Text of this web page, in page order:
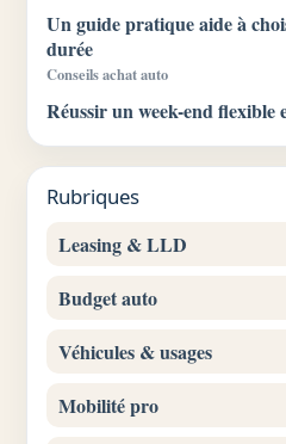
Un guide pratique aide à
durée
Conseils achat auto
Réussir un week-end flexible
Rubriques
Leasing & LLD
Budget auto
Véhicules & usages
Mobilité pro